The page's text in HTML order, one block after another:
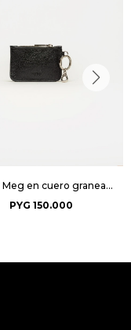
Charm Meg en cuero graneado - Negro
PYG 150.000